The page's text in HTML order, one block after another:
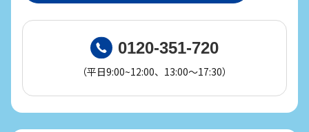
0120-351-720
（平日9:00~12:00、13:00～17:30）